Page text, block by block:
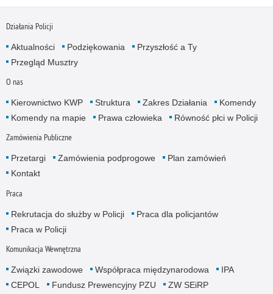
Działania Policji
Aktualności Podziękowania
Przyszłość a Ty
Przegląd Musztry
O nas
Kierownictwo KWP Struktura Zakres Działania
Komendy
Komendy na mapie
Prawa człowieka Równość płci w Policji
Zamówienia Publiczne
Przetargi Zamówienia podprogowe
Plan zamówień
Kontakt
Praca
Rekrutacja do służby w Policji
Praca dla policjantów
Praca w Policji
Komunikacja Wewnętrzna
Związki zawodowe Współpraca międzynarodowa
IPA
CEPOL
Fundusz Prewencyjny PZU
ZW SEiRP